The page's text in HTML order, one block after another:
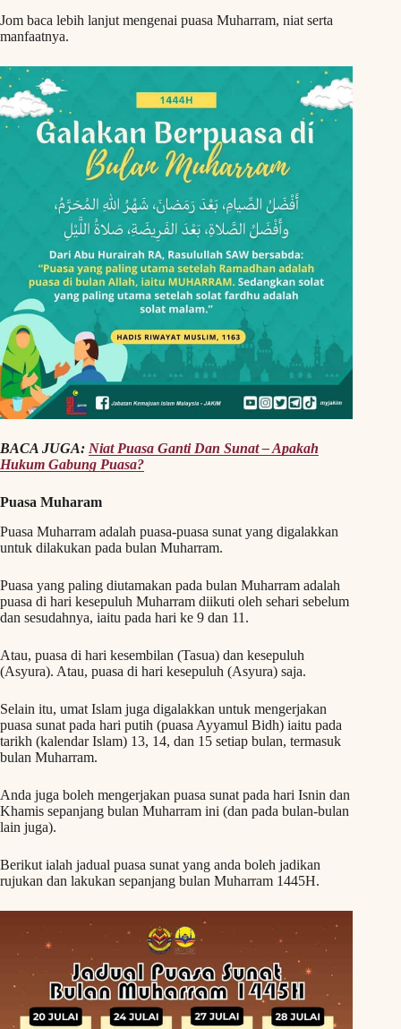
Jom baca lebih lanjut mengenai puasa Muharram, niat serta
manfaatnya.
BACA JUGA: Niat Puasa Ganti Dan Sunat – Apakah
Hukum Gabung Puasa?
Puasa Muharam
Puasa Muharram adalah puasa-puasa sunat yang digalakkan
untuk dilakukan pada bulan Muharram.
Puasa yang paling diutamakan pada bulan Muharram adalah
puasa di hari kesepuluh Muharram diikuti oleh sehari sebelum
dan sesudahnya, iaitu pada hari ke 9 dan 11.
Atau, puasa di hari kesembilan (Tasua) dan kesepuluh
(Asyura). Atau, puasa di hari kesepuluh (Asyura) saja.
Selain itu, umat Islam juga digalakkan untuk mengerjakan
puasa sunat pada hari putih (puasa Ayyamul Bidh) iaitu pada
tarikh (kalendar Islam) 13, 14, dan 15 setiap bulan, termasuk
bulan Muharram.
Anda juga boleh mengerjakan puasa sunat pada hari Isnin dan
Khamis sepanjang bulan Muharram ini (dan pada bulan-bulan
lain juga).
Berikut ialah jadual puasa sunat yang anda boleh jadikan
rujukan dan lakukan sepanjang bulan Muharram 1445H.